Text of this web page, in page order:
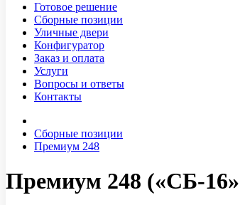
Готовое решение
Сборные позиции
Уличные двери
Конфигуратор
Заказ и оплата
Услуги
Вопросы и ответы
Контакты
Сборные позиции
Премиум 248
Премиум 248 («СБ-16»